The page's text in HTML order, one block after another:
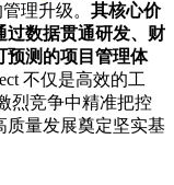
理升级。 其核心价
过数据贯通研发、财
预测的项目管理体
不仅是高效的工
烈竞争中精准把控
质量发展奠定坚实基